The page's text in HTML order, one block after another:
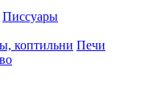
Писсуары
коптильни Печи